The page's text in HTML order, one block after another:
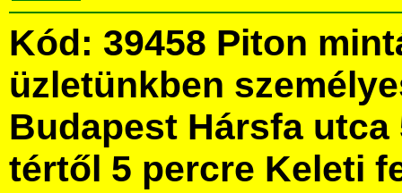
Kód: 39458 Piton
üzletünkben
Budapest Hársfa utca
tértől 5 percre Keleti